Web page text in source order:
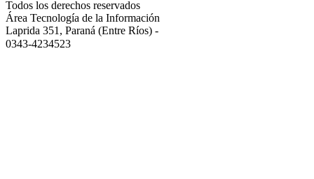
Todos los derechos reservados
Área Tecnología de la Información
Laprida 351, Paraná (Entre Ríos) -
0343-4234523